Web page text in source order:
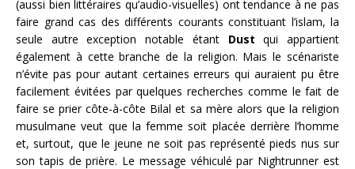
(aussi bien littéraires qu’audio-visuelles) ont tendance à ne pas
faire grand cas des différents courants constituant l’islam, la
seule autre exception notable étant Dust qui appartient
également à cette branche de la religion. Mais le scénariste
n’évite pas pour autant certaines erreurs qui auraient pu être
facilement évitées par quelques recherches comme le fait de
faire se prier côte-à-côte Bilal et sa mère alors que la religion
musulmane veut que la femme soit placée derrière l’homme
et, surtout, que le jeune ne soit pas représenté pieds nus sur
son tapis de prière. Le message véhiculé par Nightrunner est